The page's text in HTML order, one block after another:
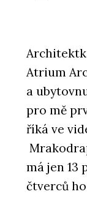
Atrium
a
pro mě
říká ve
má jen 13
čtverců